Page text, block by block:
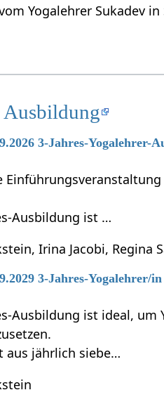
Yogalehrer Sukadev
Ausbildung
3-Jahres-Yogalehrer-
Ausbildung ist …
Irina Jacobi, Regina
3-Jahres-Yogalehrer/
Ausbildung ist ideal,
aus jährlich siebe…